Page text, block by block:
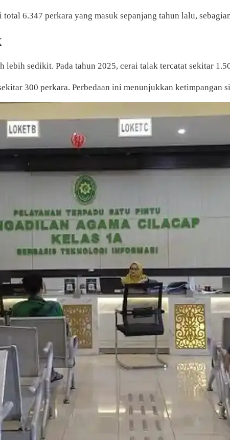
6.347 perkara yang masuk sepanjang tahun lalu,
sedikit. Pada tahun 2025, cerai talak tercatat sekitar
300 perkara. Perbedaan ini menunjukkan ketimpangan